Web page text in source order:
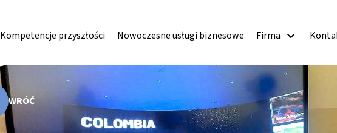
Kompetencje przyszłości Nowoczesne usługi biznesowe Firma
WRÓĆ